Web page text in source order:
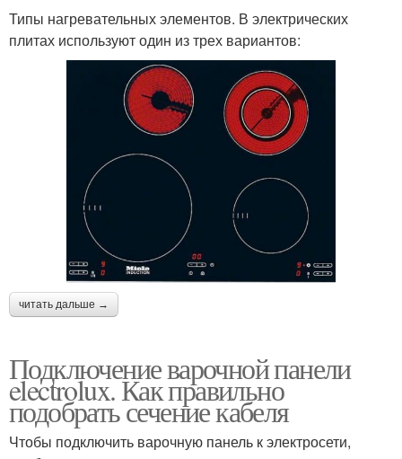
Типы нагревательных элементов. В электрических
плитах используют один из трех вариантов:
читать дальше →
Подключение варочной панели
electrolux. Как правильно
подобрать сечение кабеля
Чтобы подключить варочную панель к электросети,